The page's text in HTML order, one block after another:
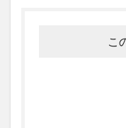
こ